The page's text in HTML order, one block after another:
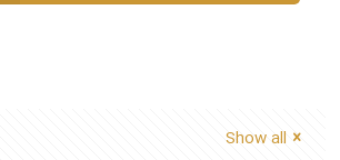
Show all